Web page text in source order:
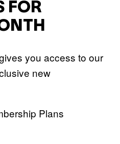
FOR
you access to our
new
Plans